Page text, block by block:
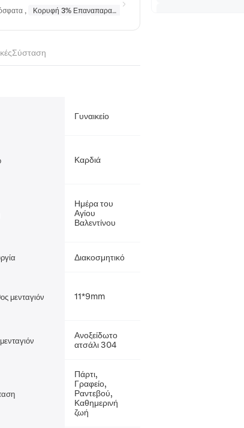
, Κορυφή 3% Επαναπαραγγέλθηκε
Σύσταση
Γυναικείο
Καρδιά
Ημέρα του
Αγίου
Βαλεντίνου
Διακοσμητικό
μενταγιόν 11*9mm
Ανοξείδωτο
ατσάλι 304
Πάρτι,
Γραφείο,
Ραντεβού,
Καθημερινή
ζωή